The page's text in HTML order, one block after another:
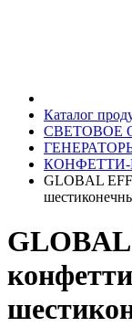
Каталог
СВЕТОВОЕ
GLOBAL